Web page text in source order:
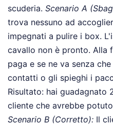
scuderia. Scenario A
trova nessuno ad
impegnati a pulire i box.
cavallo non è pronto. Alla
paga e se ne va senza
contatti o gli spieghi i
Risultato: hai guadagnato
cliente che avrebbe
Scenario B (Corretto): Il